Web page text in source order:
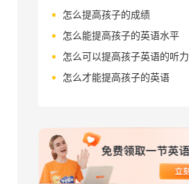
怎么提高孩子的成绩
怎么能提高孩子的英语水平
怎么可以提高孩子英语的听力
怎么才能提高孩子的英语